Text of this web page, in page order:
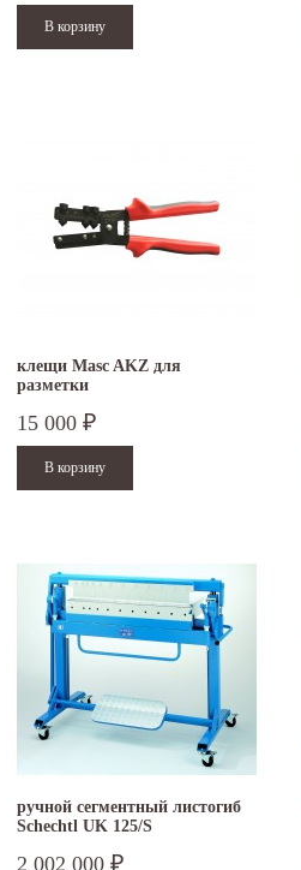
3.50 мм
MAX 100
4.00 мм
MAB 100
Листогиб - станок для гибки листового
назначения. Листогибы используются для
изготовления деталей коробчатой конфигурации
Мы предлагаем листогибы с поворотной балкой
клещи Masc AKZ для
разметки
15 000 ₽
ручной сегментный листогиб
Schechtl UK 125/S
2 002 000 ₽